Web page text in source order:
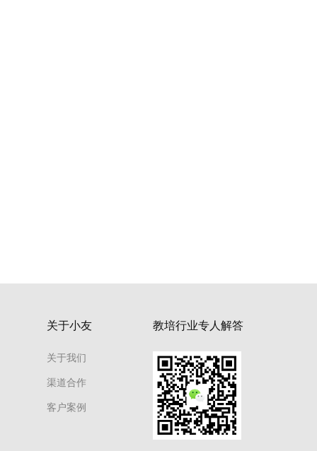
关于小友
关于我们
渠道合作
客户案例
教培行业专人解答